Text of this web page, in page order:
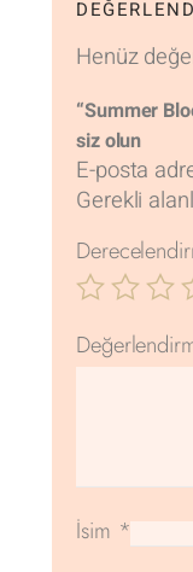
Henüz
“Summer
siz olun
E-posta
Gerekli
İsim *